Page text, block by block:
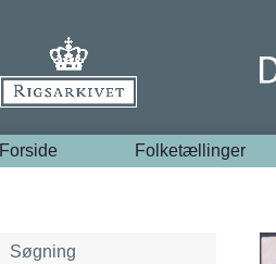
Forside Folketællinger
Søgning